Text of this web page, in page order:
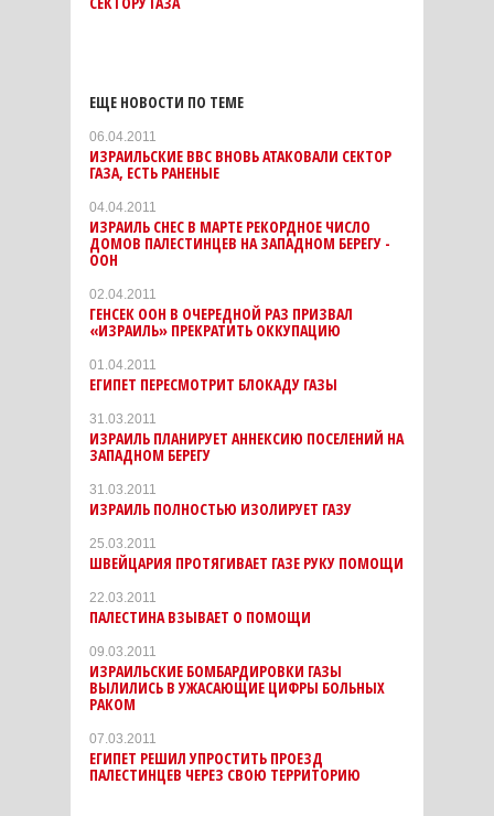
ЕЩЕ НОВОСТИ ПО ТЕМЕ
06.04.2011
ИЗРАИЛЬСКИЕ ВВС ВНОВЬ АТАКОВАЛИ СЕКТОР
ГАЗА, ЕСТЬ РАНЕНЫЕ
04.04.2011
ИЗРАИЛЬ СНЕС В МАРТЕ РЕКОРДНОЕ ЧИСЛО
ДОМОВ ПАЛЕСТИНЦЕВ НА ЗАПАДНОМ БЕРЕГУ -
ООН
02.04.2011
ГЕНСЕК ООН В ОЧЕРЕДНОЙ РАЗ ПРИЗВАЛ
«ИЗРАИЛЬ» ПРЕКРАТИТЬ ОККУПАЦИЮ
01.04.2011
ЕГИПЕТ ПЕРЕСМОТРИТ БЛОКАДУ ГАЗЫ
31.03.2011
ИЗРАИЛЬ ПЛАНИРУЕТ АННЕКСИЮ ПОСЕЛЕНИЙ НА
ЗАПАДНОМ БЕРЕГУ
31.03.2011
ИЗРАИЛЬ ПОЛНОСТЬЮ ИЗОЛИРУЕТ ГАЗУ
25.03.2011
ШВЕЙЦАРИЯ ПРОТЯГИВАЕТ ГАЗЕ РУКУ ПОМОЩИ
22.03.2011
ПАЛЕСТИНА ВЗЫВАЕТ О ПОМОЩИ
09.03.2011
ИЗРАИЛЬСКИЕ БОМБАРДИРОВКИ ГАЗЫ
ВЫЛИЛИСЬ В УЖАСАЮЩИЕ ЦИФРЫ БОЛЬНЫХ
РАКОМ
07.03.2011
ЕГИПЕТ РЕШИЛ УПРОСТИТЬ ПРОЕЗД
ПАЛЕСТИНЦЕВ ЧЕРЕЗ СВОЮ ТЕРРИТОРИЮ